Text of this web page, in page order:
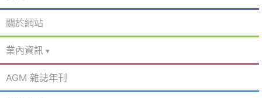
關於網站
業內資訊
AGM 雜誌年刊